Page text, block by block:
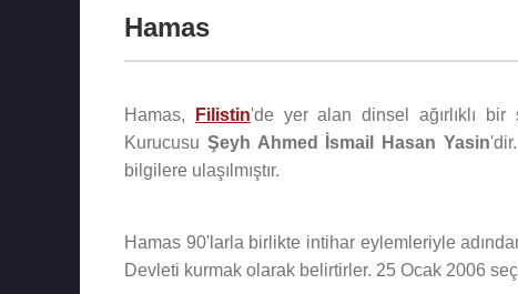
Hamas
Hamas, Filistin'de yer alan dinsel ağırlıklı
Kurucusu Şeyh Ahmed İsmail Hasan Yasin'dir.
bilgilere ulaşılmıştır.
Hamas 90'larla birlikte intihar eylemleriyle
Devleti kurmak olarak belirtirler. 25 Ocak 2006